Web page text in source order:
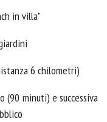
in villa”
6 chilometri)
(90 minuti) e successiva